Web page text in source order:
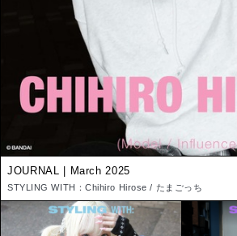
JOURNAL | March 2025
STYLING WITH：Chihiro Hirose / たまごっち